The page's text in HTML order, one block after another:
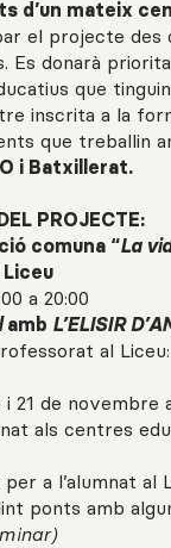
d’un mateix
el projecte des
donarà
que tinguin
inscrita a la
que treballin
i Batxillerat.
PROJECTE:
comuna “La
a 20:00
amb L’ELISIR
al
i 21 de novembre
als centres
a l’alumnat al
ponts amb